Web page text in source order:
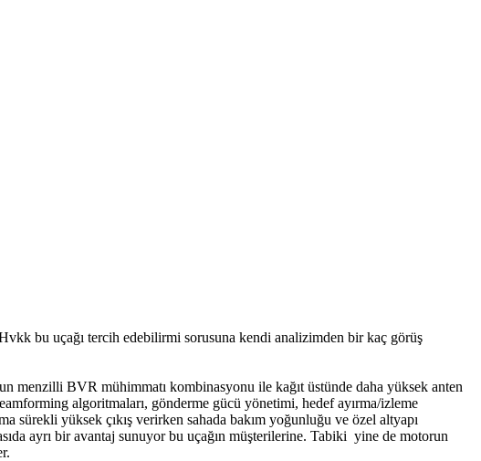
bu uçağı tercih edebilirmi sorusuna kendi analizimden bir kaç görüş
BVR mühimmatı kombinasyonu ile kağıt üstünde daha yüksek anten
algoritmaları, gönderme gücü yönetimi, hedef ayırma/izleme
sürekli yüksek çıkış verirken sahada bakım yoğunluğu ve özel altyapı
ayrı bir avantaj sunuyor bu uçağın müşterilerine. Tabiki yine de motorun